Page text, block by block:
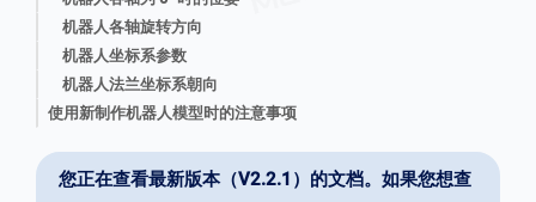
机器人各轴旋转方向
机器人坐标系参数
机器人法兰坐标系朝向
使用新制作机器人模型时的注意事项
您正在查看最新版本（V2.2.1）的文档。如果您想查